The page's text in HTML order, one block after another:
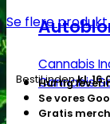
Cannabis
Cannabis
Se flere
Bestil indenkl.
Hurtig
Se vores
Gratis